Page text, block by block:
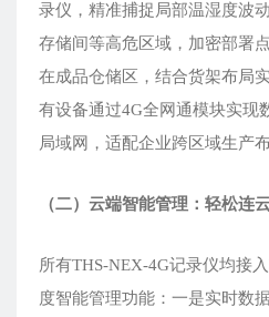
录仪，精准捕捉局部温湿度波
存储间等高危区域，加密部署
在成品仓储区，结合货架布局
有设备通过4G全网通模块实现
局域网，适配企业跨区域生产布
（二）云端智能管理：轻松连
所有THS-NEX-4G记录仪均接
度智能管理功能：一是实时数